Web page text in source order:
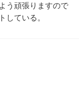
う頑張りますので
している。